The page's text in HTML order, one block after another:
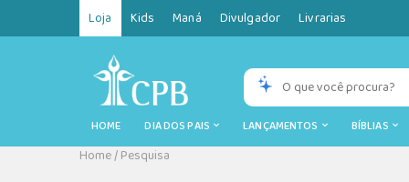
Loja Kids Maná Divulgador Livrarias
HOME DIA DOS PAIS LANÇAMENTOS BÍBLIAS
Home/Pesquisa